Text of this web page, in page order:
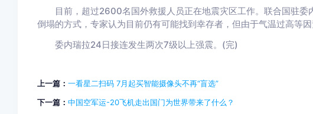
目前，超过2600名国外救援人员正在地震灾区工作。联合国驻委
倒塌的方式，专家认为目前仍有可能找到幸存者，但由于气温过高等因
委内瑞拉24日接连发生两次7级以上强震。(完)
上一篇： 一看星二扫码 7月起买智能摄像头不再“盲选”
下一篇： 中国空军运-20飞机走出国门为世界带来了什么？